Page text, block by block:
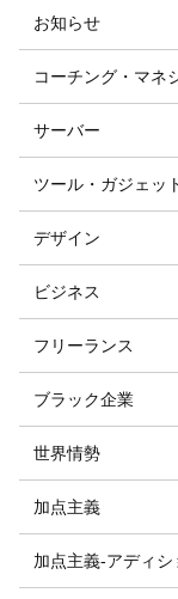
お知らせ
コーチング・マネ
サーバー
ツール・ガジェッ
デザイン
ビジネス
フリーランス
ブラック企業
世界情勢
加点主義
加点主義-アディシ